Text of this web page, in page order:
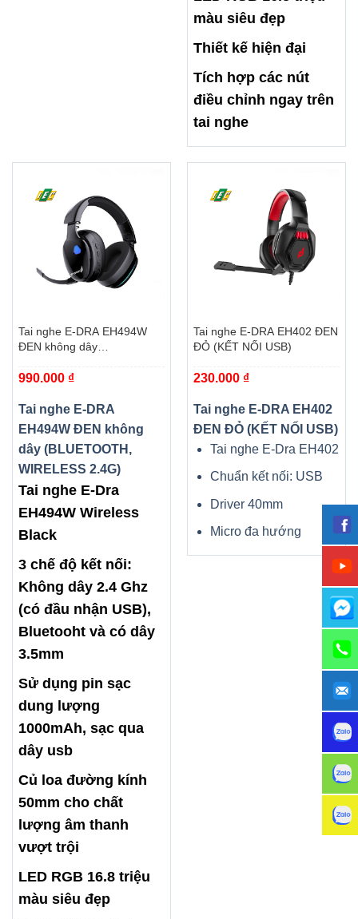
màu siêu đẹp
Thiết kế hiện đại
Tích hợp các nút
điều chỉnh ngay trên
tai nghe
Tai nghe E-DRA EH494W
ĐEN không dây
2.4G)
990.000 ₫
Tai nghe E-DRA
EH494W ĐEN không
dây (BLUETOOTH,
WIRELESS 2.4G)
Tai nghe E-Dra
EH494W Wireless
Black
3 chế độ kết nối:
Không dây 2.4 Ghz
(có đầu nhận USB),
Bluetooht và có dây
3.5mm
Sử dụng pin sạc
dung lượng
1000mAh, sạc qua
dây usb
Củ loa đường kính
50mm cho chất
lượng âm thanh
vượt trội
LED RGB 16.8 triệu
màu siêu đẹp
Tai nghe E-DRA EH402 ĐEN
ĐỎ (KẾT NỐI USB)
230.000 ₫
Tai nghe E-DRA EH402
ĐEN ĐỎ (KẾT NỐI USB)
Tai nghe E-Dra EH402
Chuẩn kết nối: USB
Driver 40mm
Micro đa hướng